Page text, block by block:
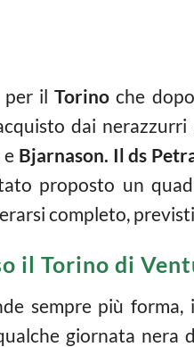
per ilTorino che
dai nerazzurri
e Bjarnason. Il ds
proposto un
completo,
il Torino di
sempre più
giornata nera